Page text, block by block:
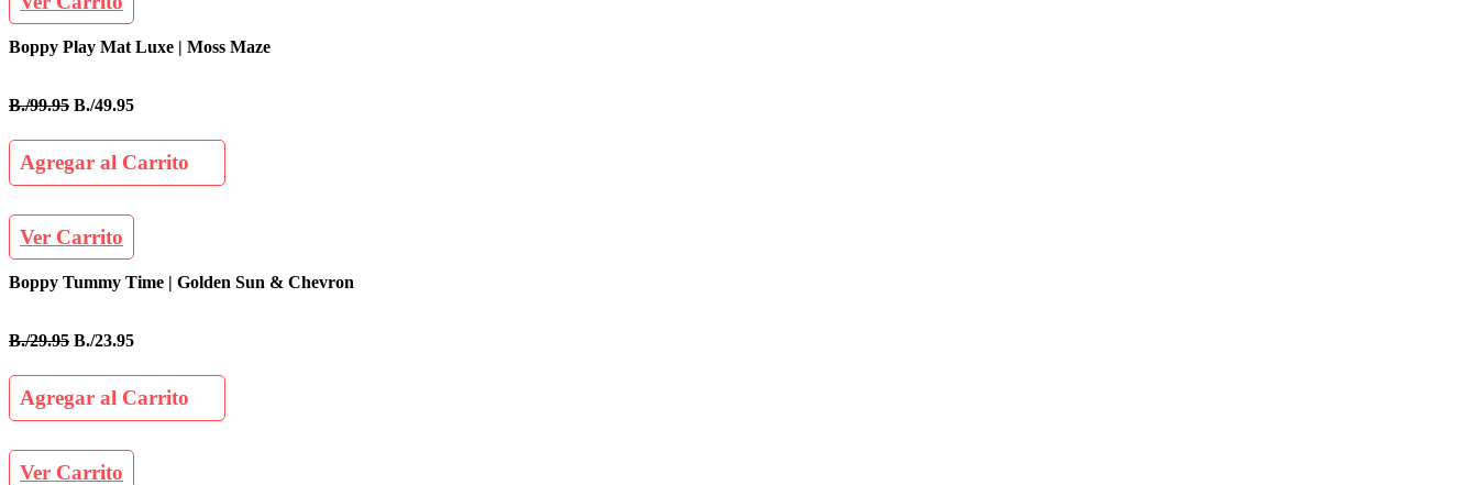
Boppy Play Mat Luxe | Moss Maze
B./99.95 B./49.95
Agregar al Carrito
Ver Carrito
Boppy Tummy Time | Golden Sun & Chevron
B./29.95 B./23.95
Agregar al Carrito
Ver Carrito